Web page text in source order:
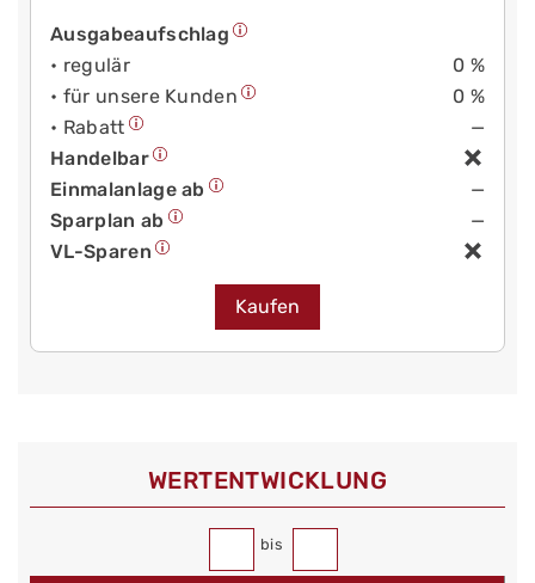
Ausgabeaufschlag
• regulär
0 %
• für unsere Kunden
0 %
• Rabatt
—
Handelbar
Einmalanlage ab
—
Sparplan ab
—
VL-Sparen
Kaufen
WERT­ENTWICKLUNG
bis